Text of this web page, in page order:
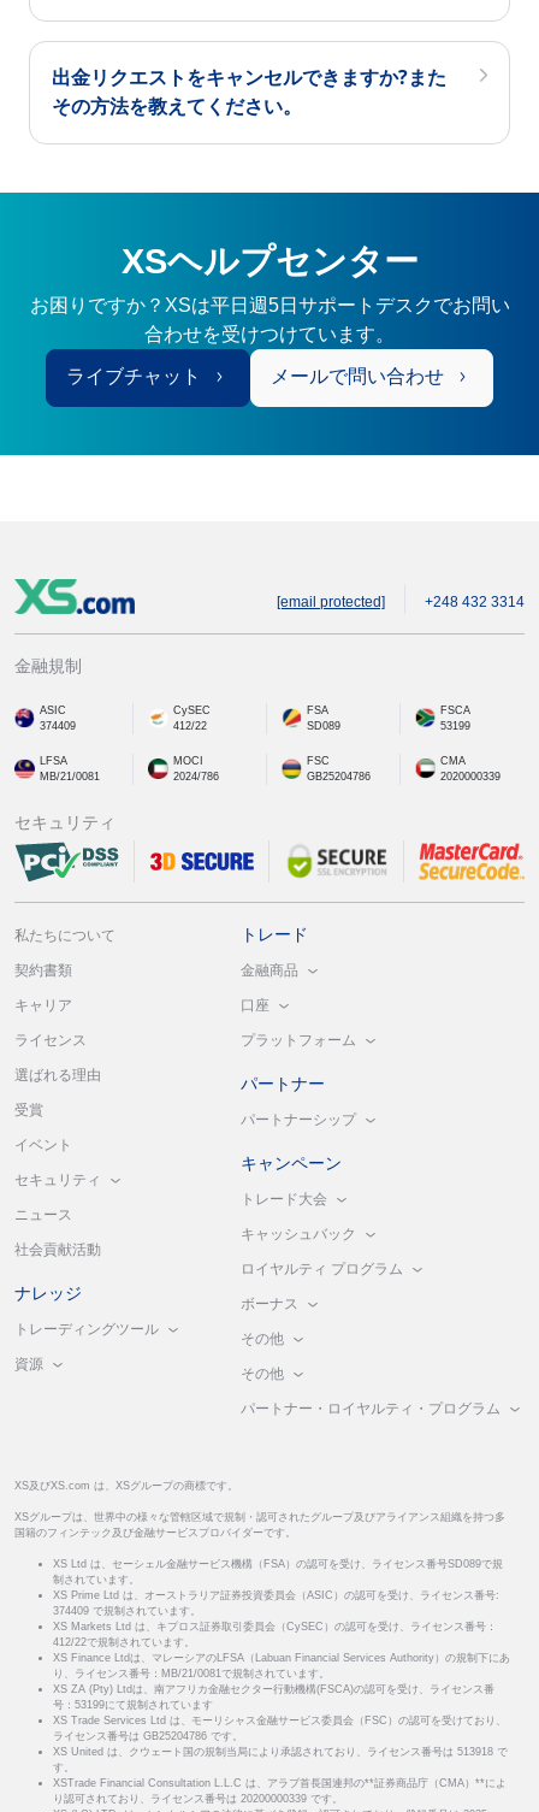
出金リクエストをキャンセルできますか?また
その方法を教えてください。
XSヘルプセンター
お困りですか？XSは平日週5日サポートデスクでお問い
合わせを受けつけています。
ライブチャット メールで問い合わせ
[email protected] +248 432 3314
金融規制
ASIC
374409
CySEC
412/22
FSA
SD089
FSCA
53199
LFSA
MB/21/0081
MOCI
2024/786
FSC
GB25204786
CMA
2020000339
セキュリティ
私たちについて
契約書類
キャリア
ライセンス
選ばれる理由
受賞
イベント
セキュリティ
ニュース
社会貢献活動
ナレッジ
トレーディングツール
資源
トレード
金融商品
口座
プラットフォーム
パートナー
パートナーシップ
キャンペーン
トレード大会
キャッシュバック
ロイヤルティ プログラム
ボーナス
その他
その他
パートナー・ロイヤルティ・プログラム
XS及びXS.com は、XSグループの商標です。
XSグループは、世界中の様々な管轄区域で規制・認可されたグループ及びアライアンス組織を持つ多
国籍のフィンテック及び金融サービスプロバイダーです。
XS Ltd は、セーシェル金融サービス機構（FSA）の認可を受け、ライセンス番号SD089で規
制されています。
XS Prime Ltd は、オーストラリア証券投資委員会（ASIC）の認可を受け、ライセンス番号:
374409 で規制されています。
XS Markets Ltd は、キプロス証券取引委員会（CySEC）の認可を受け、ライセンス番号：
412/22で規制されています。
XS Finance Ltdは、マレーシアのLFSA（Labuan Financial Services Authority）の規制下にあ
り、ライセンス番号：MB/21/0081で規制されています。
XS ZA (Pty) Ltdは、南アフリカ金融セクター行動機構(FSCA)の認可を受け、ライセンス番
号：53199にて規制されています
XS Trade Services Ltd は、モーリシャス金融サービス委員会（FSC）の認可を受けており、
ライセンス番号は GB25204786 です。
XS United は、クウェート国の規制当局により承認されており、ライセンス番号は 513918 で
す。
XSTrade Financial Consultation L.L.C は、アラブ首長国連邦の**証券商品庁（CMA）**によ
り認可されており、ライセンス番号は 20200000339 です。